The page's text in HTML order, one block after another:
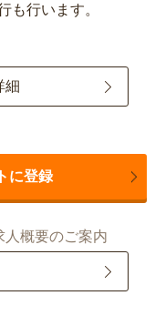
も行います。
細
に登録
概要のご案内